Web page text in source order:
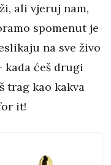
ali vjeruj nam,
spomenut je
na sve živo
kada ćeš drugi
trag kao kakva
it!